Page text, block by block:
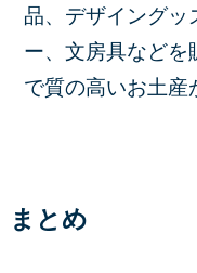
品、デザイングッ
ー、文房具などを
で質の高いお土産
まとめ